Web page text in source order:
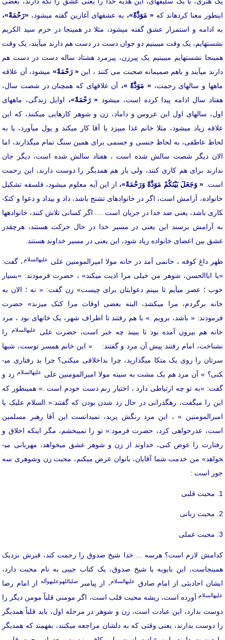
اینطور معنا کرده­اند که« مَوَدَّةً»، به عشق­های آغازین گفته می­شود، «رَحْمَةً»،
به ادامه و استمرار عشق گفته می­شود، مثلا در همینجا در حرم سید الکریم
نشسته­ایم، یک وقت می­بینیم دو جوان دست در دست هم دارند می­آیند، یک وقت
همینجا نشسته­ایم می­بینیم یک پیرزن، پیرمرد هشتاد ساله دست در دست هم
دارند می­آیند و باهم صمیمانه صحبت می کنند ، این« رَحْمَةً» می­شود، آن علاقه
ماه­ها و سال­های رحمت، « مَوَدَّةً »، آن علاقه­ای که همچنان در شصت سال،
هفتاد سال ادامه پیدا کرده است، می­شود « رَحْمَةً»، اوایل زندگی، ماه­های
اول، سال­های اول این عروس و داماد، زن و شوهر کارهایی می­کنند، که این
علاقه زیاد می­شود، مثلا خانم غذا می­پزد یا آقا کار می­کند و پول می­آورد، یا به
لحاظ عاطفی، به لحاظ جنسی و جسمی برای همین سنگ تمام می­گذارند، اما
الان دیگر شصت سالش شده است ، هفتاد سالش شده است، دیگر جان
ندارند برای هم کاری کنند، ولی باز هم همدیگر را دوست دارند، این رحمت
است. « وَجَعَلَ بَيْنَكُمْ مَوَدَّةً وَرَحْمَةً»، از این آیه معلوم می­شود، فلسفه تشکیل
خانواده، آرامش است، اگر در خانواده­ای تشنج باشد، داد و بی­داد و دعوا و کتک­
کاری باشد، یعنی ضد خدا در جریان است .... اگر کسانی تلاش کنند، خانواده­ها
به آرامش برسند این یعنی در مسیر خدا در حال حرکت هستند، هرچقدر
عشق بین اعضای خانواده زیاد شود، این یعنی در مسیر خداوند هستند.
ظهر داغ کوفه ، خانمی آمد در خانه مولا امیرالمومنین علی علیه­السلام ، گفت:
«یا اباالحسن، شوهر من خیلی مرا اذیت می­کند» ، حضرت فرمودند: «بسیار
خوب ؛ عصر می­آیم تا ببینم دعوایتان برای چیست» زن گفت: « نه ؛ الان به
خانه برگردم، مرا می­کشد، البته بعضی اوقات مرا کتک می­زند» حضرت
فرمودند: « باشد، برویم .» با هم رفتند تا اطراف شهر، یک خانه­ای بود ، مرد
خانه هم بیرون آمده بود تا ببیند چه خبر است، حضرت علی
علیه­السلام
را
نشناخت، امام رفتند پیش آن مرد و گفتند: « این خانم همسر توست، شبها
سرتان را روی یک متکا می­گذارید، چرا بداخلاقی می­کنی؟ چرا بد رفتاری می­
کنی؟ » آن مرد هم یک مشت به سینه مولا امیرالمومنین علی علیه­السلام زد و
گفت: «به تو چه ارتباطی دارد ، اختیار زنم دست خودم است .» همینطور که
این را می­گفت، رهگذرانی در حال رد شدن بودن که گفتند:« السلام علیک یا
امیرالمومنین » ، این مرد رنگش پرید، نمی­دانست این آقا رهبر مسلمین
است، عذرخواهی کرد، حضرت فرمود:« تو را نمی­بخشم، مگر اینکه اخلاق و
رفتارت را عوض کنی، خداوند از زن و شوهر عشق می­خواهد، مهربانی می­
خواهد» من خدمت شما آقایان، بانوان عرض می­کنم، محبت زن وشوهری سه
جور است :
1. محبت قلبی
2. محبت زبانی
3. محبت عملی
کدامش لازم است؟ هرسه ... خدا شیخ صدوق را رحمت کند، قبرش نزدیک
همینجاست، ابن بابویه یا شیخ صدوق، یک کتاب جیبی به نام محبت دارد،
ایشان احادیثی از امام صادق علیه­السلام، از پیامبرصلی­الله­وعلیه­وآله از امام رضا
علیه­السلام آورده است، ریشه محبت قلب است، اگر مومنی قلباً مومن دیگر را
دوست بدارد، این عبادت است، زن و شوهر در مرحله اول، باید قلباً همدیگر
را دوست بدارند، یعنی وقتی که به دلشان مراجعه می­کنند، بفهمند که همدیگر